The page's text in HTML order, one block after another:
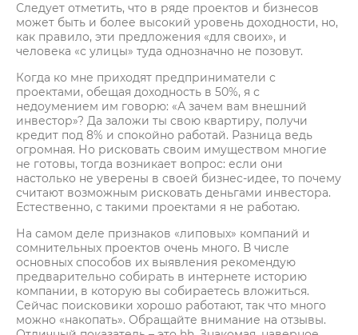
Следует отметить, что в ряде проектов и бизнесов
может быть и более высокий уровень доходности, но,
как правило, эти предложения «для своих», и
человека «с улицы» туда однозначно не позовут.
Когда ко мне приходят предприниматели с
проектами, обещая доходность в 50%, я с
недоумением им говорю: «А зачем вам внешний
инвестор»? Да заложи ты свою квартиру, получи
кредит под 8% и спокойно работай. Разница ведь
огромная. Но рисковать своим имуществом многие
не готовы, тогда возникает вопрос: если они
настолько не уверены в своей бизнес-идее, то почему
считают возможным рисковать деньгами инвестора.
Естественно, с такими проектами я не работаю.
На самом деле признаков «липовых» компаний и
сомнительных проектов очень много. В числе
основных способов их выявления рекомендую
предварительно собирать в интернете историю
компании, в которую вы собираетесь вложиться.
Сейчас поисковики хорошо работают, так что много
можно «накопать». Обращайте внимание на отзывы.